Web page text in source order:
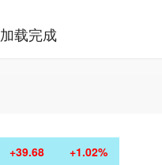
载完成
+39.68 +1.02%